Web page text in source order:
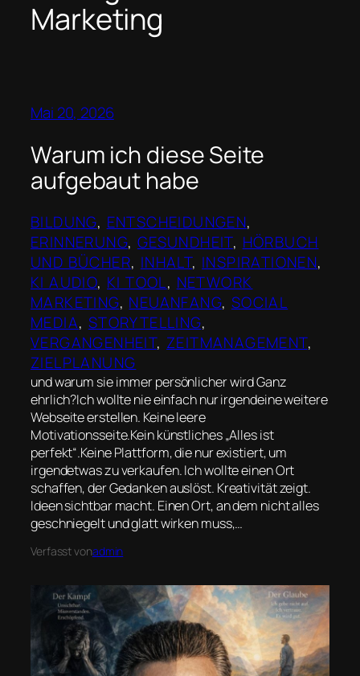
Marketing
Mai 20, 2026
Warum ich diese Seite
aufgebaut habe
BILDUNG, ENTSCHEIDUNGEN
ERINNERUNG, GESUNDHEIT, HÖRBUCH
UND BÜCHER, INHALT, INSPIRATIONEN
KI AUDIO, KI TOOL, NETWORK
MARKETING, NEUANFANG, SOCIAL
MEDIA, STORYTELLING
VERGANGENHEIT, ZEITMANAGEMENT
ZIELPLANUNG
und warum sie immer persönlicher wird Ganz
ehrlich?Ich wollte nie einfach nur irgendeine weitere
Webseite erstellen. Keine leere
Motivationsseite.Kein künstliches „Alles ist
perfekt“.Keine Plattform, die nur existiert, um
irgendetwas zu verkaufen. Ich wollte einen Ort
schaffen, der Gedanken auslöst. Kreativität zeigt.
Ideen sichtbar macht. Einen Ort, an dem nicht alles
geschniegelt und glatt wirken muss,…
Verfasst vonadmin